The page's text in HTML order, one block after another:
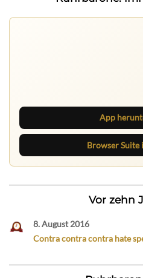
App
Browser Suite
Vor zehn
8. August 2016
Contra contra contra hate